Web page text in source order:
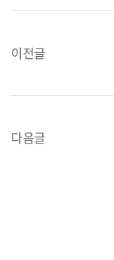
이전글
다음글